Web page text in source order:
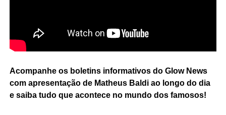
Acompanhe os boletins informativos do Glow News
com apresentação de Matheus Baldi ao longo do dia
e saiba tudo que acontece no mundo dos famosos!